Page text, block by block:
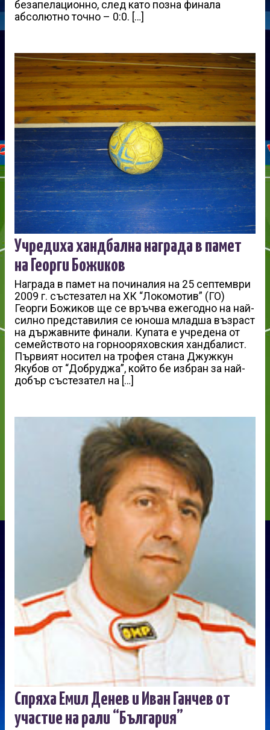
безапелационно, след като позна финала
абсолютно точно – 0:0. […]
Учредиха хандбална награда в памет
на Георги Божиков
Награда в памет на починалия на 25 септември
2009 г. състезател на ХК “Локомотив” (ГО)
Георги Божиков ще се връчва ежегодно на най-
силно представилия се юноша младша възраст
на държавните финали. Купата е учредена от
семейството на горнооряховския хандбалист.
Първият носител на трофея стана Джужкун
Якубов от “Добруджа”, който бе избран за най-
добър състезател на […]
Спряха Емил Денев и Иван Ганчев от
участие на рали “България”